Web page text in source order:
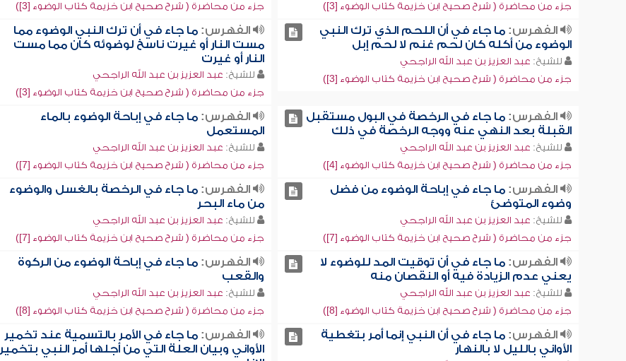
جزء من محاضرة ( شرح صحيح ابن خزيمة كتاب الوضوء [3])
جزء من محاضرة ( شرح صحيح ابن خزيمة كتاب الوضوء [3])
الفهرس:ما جاء في أن اللحم الذي ترك النبي
الوضوء من أكله كان لحم غنم لا لحم إبل
للشيخ: عبد العزيز بن عبد الله الراجحي
جزء من محاضرة ( شرح صحيح ابن خزيمة كتاب الوضوء [3])
الفهرس: ما جاء في أن ترك النبي الوضوء مما
مست النار أو غيرت ناسخ لوضوئه كان مما مست
النار أو غيرت
للشيخ: عبد العزيز بن عبد الله الراجحي
جزء من محاضرة ( شرح صحيح ابن خزيمة كتاب الوضوء [3])
الفهرس:ما جاء في الرخصة في البول مستقبل
القبلة بعد النهي عنه ووجه الرخصة في ذلك
للشيخ: عبد العزيز بن عبد الله الراجحي
جزء من محاضرة ( شرح صحيح ابن خزيمة كتاب الوضوء [4])
الفهرس: ما جاء في إباحة الوضوء بالماء
المستعمل
للشيخ: عبد العزيز بن عبد الله الراجحي
جزء من محاضرة ( شرح صحيح ابن خزيمة كتاب الوضوء [7])
الفهرس:ما جاء في إباحة الوضوء من فضل
وضوء المتوضئ
للشيخ: عبد العزيز بن عبد الله الراجحي
جزء من محاضرة ( شرح صحيح ابن خزيمة كتاب الوضوء [7])
الفهرس: ما جاء في الرخصة بالغسل والوضوء
من ماء البحر
للشيخ: عبد العزيز بن عبد الله الراجحي
جزء من محاضرة ( شرح صحيح ابن خزيمة كتاب الوضوء [7])
الفهرس:ما جاء في أن توقيت المد للوضوء لا
يعني عدم الزيادة فيه أو النقصان منه
للشيخ: عبد العزيز بن عبد الله الراجحي
جزء من محاضرة ( شرح صحيح ابن خزيمة كتاب الوضوء [8])
الفهرس: ما جاء في إباحة الوضوء من الركوة
والقعب
للشيخ: عبد العزيز بن عبد الله الراجحي
جزء من محاضرة ( شرح صحيح ابن خزيمة كتاب الوضوء [8])
الفهرس:ما جاء في أن النبي إنما أمر بتغطية
الأواني بالليل لا بالنهار
الفهرس: ما جاء في الأمر بالتسمية عند تخمير
الأواني وبيان العلة التي من أجلها أمر النبي بتخمير